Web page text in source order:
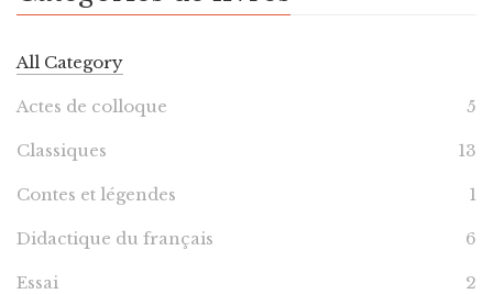
All Category
Actes de colloque 5
Classiques 13
Contes et légendes 1
Didactique du français 6
Essai 2